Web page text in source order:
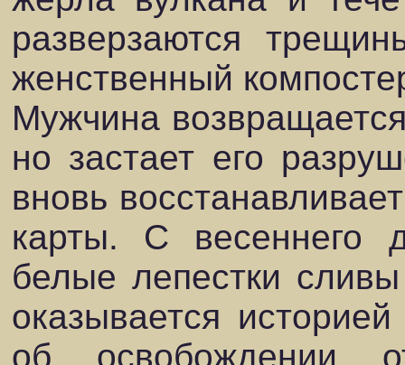
разверзаются
женственный
Мужчина
но застает его
вновь
карты. С весеннего
белые лепестки
оказывается
об освобождении